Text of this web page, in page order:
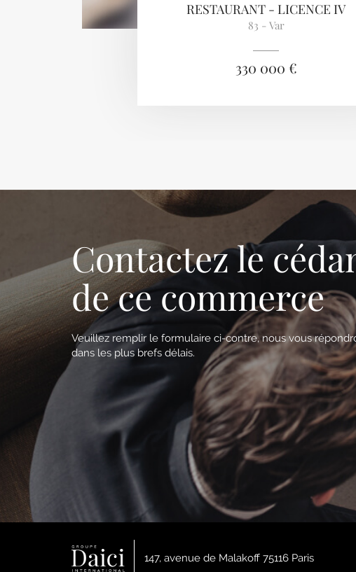
RESTAURANT - LICENCE IV
83 - Var
330 000 €
Contactez le
de ce commerce
Veuillez remplir le formulaire ci-contre, nous vous
dans les plus brefs délais.
147, avenue de Malakoff 75116 Paris